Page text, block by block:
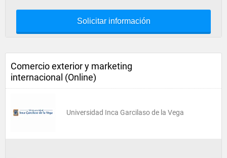
Solicitar información
Comercio exterior y marketing
internacional (Online)
Universidad Inca Garcilaso de la Vega